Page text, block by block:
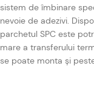
sistem de îmbinare
nevoie de adezivi.
parchetul SPC este
mare a transferului
se poate monta și